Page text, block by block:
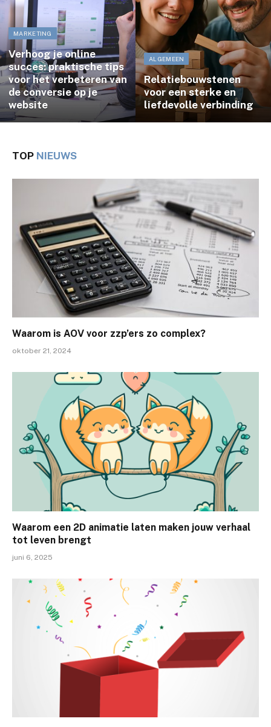
MARKETING
Verhoog je online
succes: praktische tips
voor het verbeteren van
de conversie op je
website
ALGEMEEN
Relatiebouwstenen
voor een sterke en
liefdevolle verbinding
TOP NIEUWS
Waarom is AOV voor zzp’ers zo complex?
oktober 21, 2024
Waarom een 2D animatie laten maken jouw verhaal
tot leven brengt
juni 6, 2025